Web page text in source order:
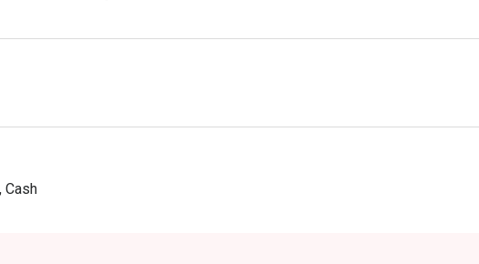
รวมถึงโซนพิซซ่าและของหวานที่ได้รับคำชมอย่างมาก พร้อมบริการเอาใจ
วและโอกาสพิเศษ
ยวที่มองหาบุฟเฟ่ต์คุณภาพ พร้อมวิวริมแม่น้ำ และตั้งอยู่ใกล้ไอคอนสยาม
Cash